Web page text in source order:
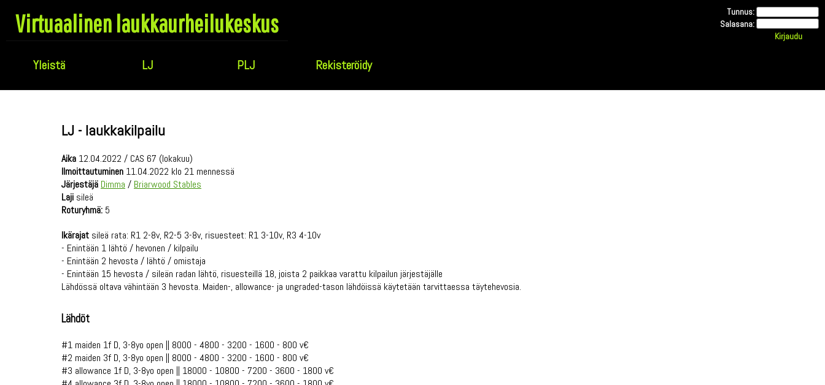
Virtuaalinen laukkaurheilukeskus
Yleistä LJ PLJ Rekisteröidy
Tunnus:
Salasana:
LJ - laukkakilpailu
Aika 12.04.2022 / CAS 67 (lokakuu)
Ilmoittautuminen 11.04.2022 klo 21 mennessä
Järjestäjä Dimma / Briarwood Stables
Laji sileä
Roturyhmä: 5
Ikärajat sileä rata: R1 2-8v, R2-5 3-8v, risuesteet: R1 3-10v, R3 4-10v
- Enintään 1 lähtö / hevonen / kilpailu
- Enintään 2 hevosta / lähtö / omistaja
- Enintään 15 hevosta / sileän radan lähtö, risuesteillä 18, joista 2 paikkaa varattu kilpailun järjestäjälle
Lähdössä oltava vähintään 3 hevosta. Maiden-, allowance- ja ungraded-tason lähdöissä käytetään tarvittaessa täytehevosia.
Lähdöt
#1 maiden 1f D, 3-8yo open || 8000 - 4800 - 3200 - 1600 - 800 v€
#2 maiden 3f D, 3-8yo open || 8000 - 4800 - 3200 - 1600 - 800 v€
#3 allowance 1f D, 3-8yo open || 18000 - 10800 - 7200 - 3600 - 1800 v€